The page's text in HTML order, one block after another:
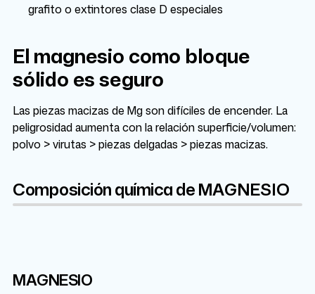
grafito o extintores clase D especiales
El magnesio como bloque
sólido es seguro
Las piezas macizas de Mg son difíciles de encender. La
peligrosidad aumenta con la relación superficie/volumen:
polvo > virutas > piezas delgadas > piezas macizas.
Composición química de MAGNESIO
MAGNESIO